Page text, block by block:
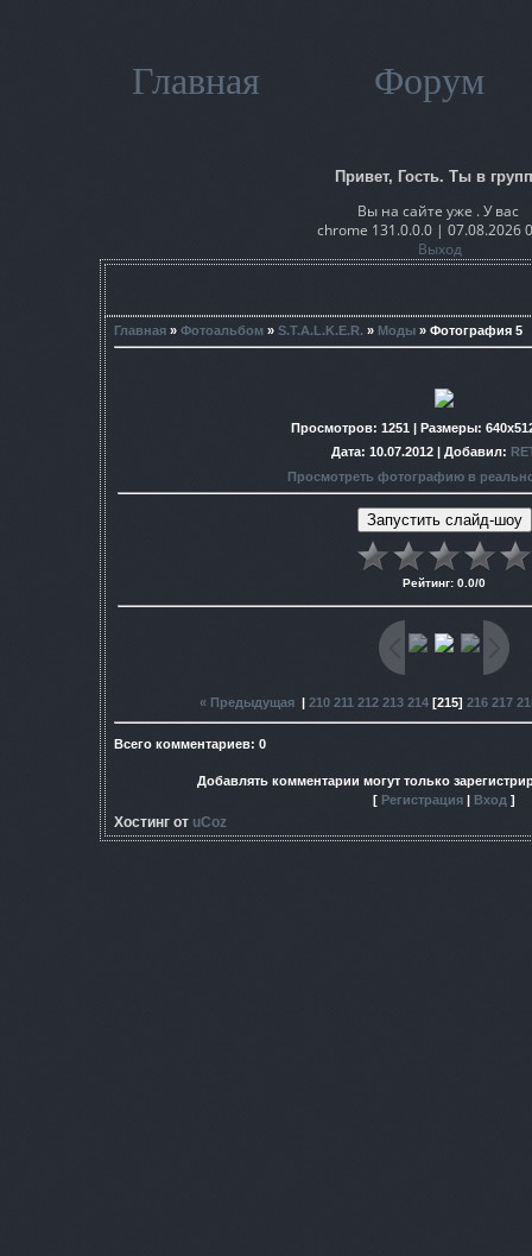
Главная Форум
Привет, Гость. Ты в
Вы на сайте уже . У вас
chrome 131.0.0.0 | 07.08.2026
Выход
Главная » Фотоальбом » S.T.A.L.K.E.R. » Моды » Фотография 5
Просмотров: 1251 | Размеры:
Дата: 10.07.2012 | Добавил:
Просмотреть фотографию в
Рейтинг: 0.0/0
« Предыдущая | 210 211 212 213 214 [215] 216 217
Всего комментариев: 0
Добавлять комментарии могут только
[ Регистрация Вход ]
Хостинг от uCoz